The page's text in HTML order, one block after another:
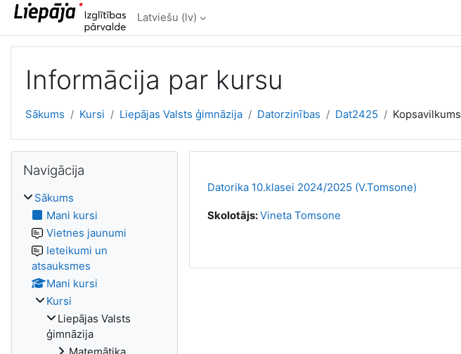
Atvērt galveno saturu
Latviešu ‎(lv)‎
Informācija par kursu
Sākums Kursi Liepājas Valsts ģimnāzija Datorzinības Dat2425 Kopsavilkums
Datorika 10.klasei 2024/2025 (V.Tomsone)
Skolotājs:Vineta Tomsone
Navigācija
Sākums
Mani kursi
Vietnes jaunumi
Ieteikumi un
atsauksmes
Mani kursi
Kursi
Liepājas Valsts
ģimnāzija